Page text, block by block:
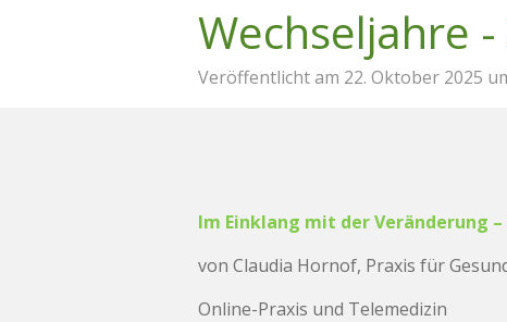
Wechseljahre
Veröffentlicht am 22. Oktober 2025
Im Einklang mit der Veränderung
von Claudia Hornof, Praxis für
Online-Praxis und Telemedizin